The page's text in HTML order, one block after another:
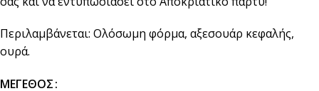
Περιλαμβάνεται: Ολόσωμη φόρμα, αξεσουάρ κεφαλής,
ουρά.
ΜΈΓΕΘΟΣ